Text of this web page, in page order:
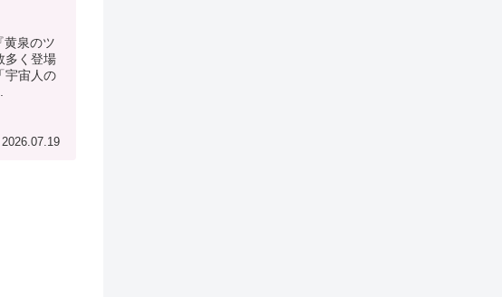
泉のツ
多く登場
宇宙人の
2026.07.19